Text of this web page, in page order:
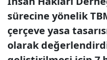
sürecine yönelik
çerçeve yasa
olarak